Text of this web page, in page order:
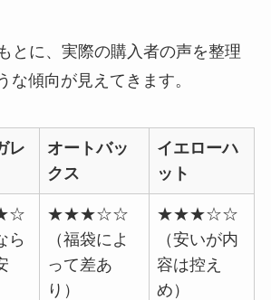
とに、実際の購入者の声を整理
な傾向が見えてきます。
レ
オートバッ
クス
イエローハ
ット
ら
★★★☆☆
（福袋によ
って差あ
り）
★★★☆☆
（安いが内
容は控え
め）